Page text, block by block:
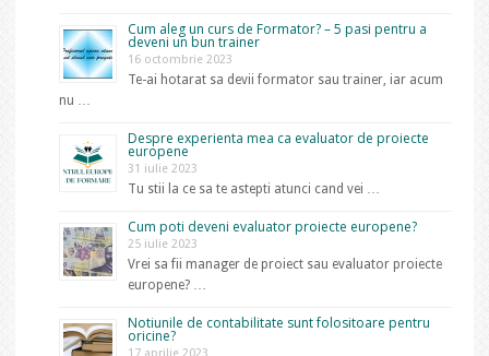
Cum aleg un curs de Formator? – 5 pasi pentru a
deveni un bun trainer
16 octombrie 2023
Te-ai hotarat sa devii formator sau trainer, iar acum
nu …
Despre experienta mea ca evaluator de proiecte
europene
31 iulie 2023
Tu stii la ce sa te astepti atunci cand vei …
Cum poti deveni evaluator proiecte europene?
25 iulie 2023
Vrei sa fii manager de proiect sau evaluator proiecte
europene? …
Notiunile de contabilitate sunt folositoare pentru
oricine?